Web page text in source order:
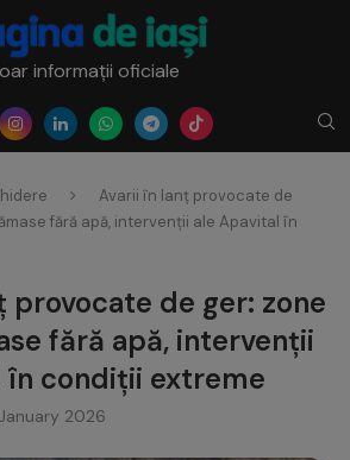
informații oficiale
Avarii în lanț provocate de
fără apă, intervenții ale Apavital în
provocate de ger: zone
fără apă, intervenții
în condiții extreme
2026